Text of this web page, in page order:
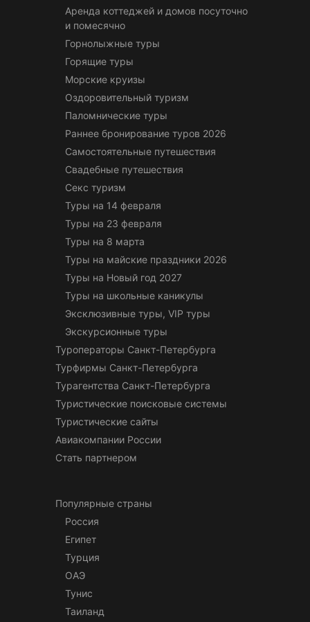
Аренда коттеджей и домов посуточно
и помесячно
Горнолыжные туры
Горящие туры
Морские круизы
Оздоровительный туризм
Паломнические туры
Раннее бронирование туров 2026
Самостоятельные путешествия
Свадебные путешествия
Секс туризм
Туры на 14 февраля
Туры на 23 февраля
Туры на 8 марта
Туры на майские праздники 2026
Туры на Новый год 2027
Туры на школьные каникулы
Эксклюзивные туры, VIP туры
Экскурсионные туры
Туроператоры Санкт-Петербурга
Турфирмы Санкт-Петербурга
Турагентства Санкт-Петербурга
Туристические поисковые системы
Туристические сайты
Авиакомпании России
Стать партнером
Популярные страны
Россия
Египет
Турция
ОАЭ
Тунис
Таиланд